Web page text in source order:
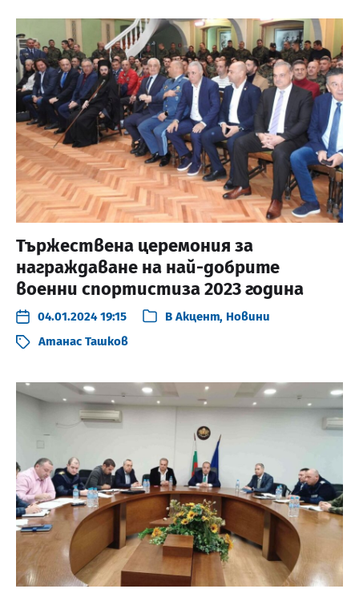
Тържествена церемония за
награждаване на най-добрите
военни спортистиза 2023 година
04.01.2024 19:15 В Акцент, Новини
Атанас Ташков